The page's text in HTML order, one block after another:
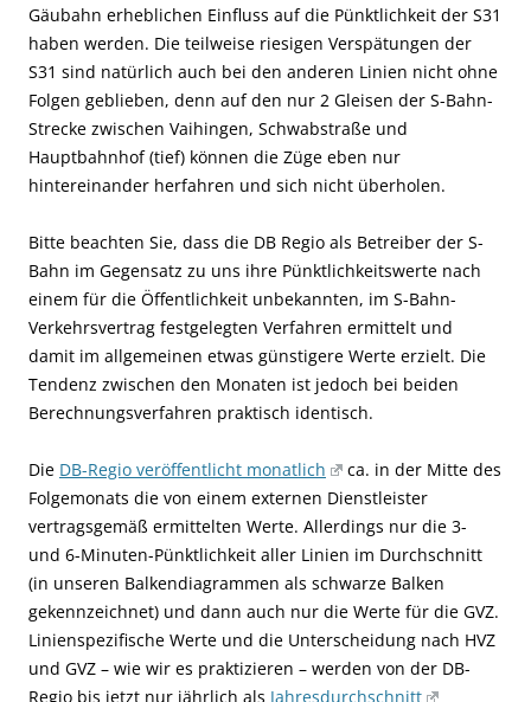
Gäubahn erheblichen Einfluss auf die Pünktlichkeit der S31
haben werden. Die teilweise riesigen Verspätungen der
S31 sind natürlich auch bei den anderen Linien nicht ohne
Folgen geblieben, denn auf den nur 2 Gleisen der S-Bahn-
Strecke zwischen Vaihingen, Schwabstraße und
Hauptbahnhof (tief) können die Züge eben nur
hintereinander herfahren und sich nicht überholen.
Bitte beachten Sie, dass die DB Regio als Betreiber der S-
Bahn im Gegensatz zu uns ihre Pünktlichkeitswerte nach
einem für die Öffentlichkeit unbekannten, im S-Bahn-
Verkehrsvertrag festgelegten Verfahren ermittelt und
damit im allgemeinen etwas günstigere Werte erzielt. Die
Tendenz zwischen den Monaten ist jedoch bei beiden
Berechnungsverfahren praktisch identisch.
Die DB-Regio veröffentlicht monatlich
ca. in der Mitte des
Folgemonats die von einem externen Dienstleister
vertragsgemäß ermittelten Werte. Allerdings nur die 3-
und 6-Minuten-Pünktlichkeit aller Linien im Durchschnitt
(in unseren Balkendiagrammen als schwarze Balken
gekennzeichnet) und dann auch nur die Werte für die GVZ.
Linienspezifische Werte und die Unterscheidung nach HVZ
und GVZ – wie wir es praktizieren – werden von der DB-
Regio bis jetzt nur jährlich als Jahresdurchschnitt